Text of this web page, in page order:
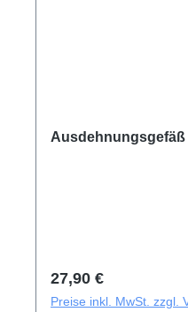
Regulärer Preis:
27,90 €
Preise inkl. MwSt. zzgl.